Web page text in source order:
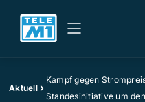
Aktuell
Kampf gegen
Standesinitiative um